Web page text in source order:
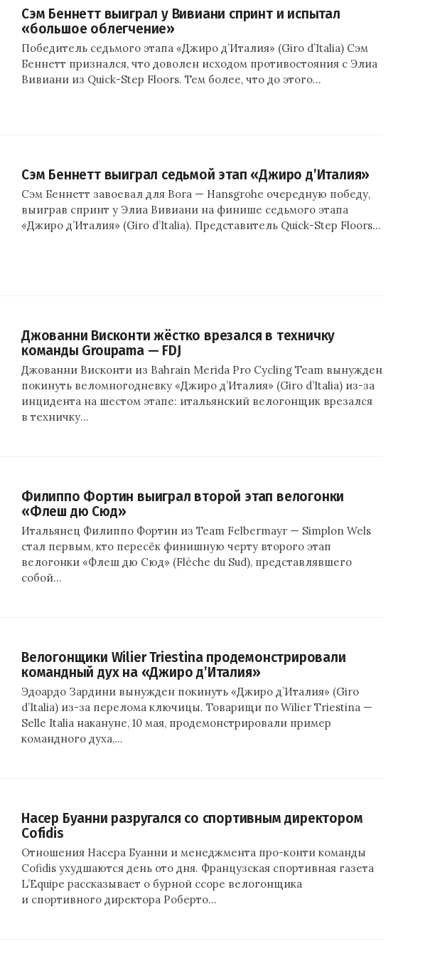
Сэм Беннетт выиграл у Вивиани спринт и испытал
«большое облегчение»
Победитель седьмого этапа «Джиро д’Италия» (Giro d’Italia) Сэм
Беннетт признался, что доволен исходом противостояния с Элиа
Вивиани из Quick-Step Floors. Тем более, что до этого…
Сэм Беннетт выиграл седьмой этап «Джиро д’Италия»
Сэм Беннетт завоевал для Bora — Hansgrohe очередную победу,
выиграв спринт у Элиа Вивиани на финише седьмого этапа
«Джиро д’Италия» (Giro d’Italia). Представитель Quick-Step Floors…
Джованни Висконти жёстко врезался в техничку
команды Groupama — FDJ
Джованни Висконти из Bahrain Merida Pro Cycling Team вынужден
покинуть веломногодневку «Джиро д’Италия» (Giro d’Italia) из-за
инцидента на шестом этапе: итальянский велогонщик врезался
в техничку…
Филиппо Фортин выиграл второй этап велогонки
«Флеш дю Сюд»
Итальянец Филиппо Фортин из Team Felbermayr — Simplon Wels
стал первым, кто пересёк финишную черту второго этап
велогонки «Флеш дю Сюд» (Flèche du Sud), представлявшего
собой…
Велогонщики Wilier Triestina продемонстрировали
командный дух на «Джиро д’Италия»
Эдоардо Зардини вынужден покинуть «Джиро д’Италия» (Giro
d’Italia) из-за перелома ключицы. Товарищи по Wilier Triestina —
Selle Italia накануне, 10 мая, продемонстрировали пример
командного духа,…
Насер Буанни разругался со спортивным директором
Cofidis
Отношения Насера Буанни и менеджмента про-конти команды
Cofidis ухудшаются день ото дня. Французская спортивная газета
L’Equipe рассказывает о бурной ссоре велогонщика
и спортивного директора Роберто…